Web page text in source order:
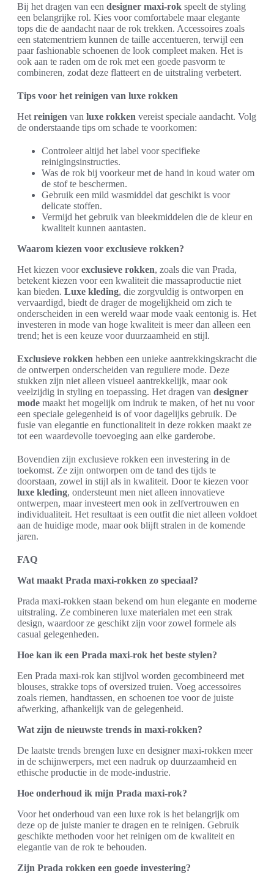
Bij het dragen van een designer maxi-rok speelt de styling
een belangrijke rol. Kies voor comfortabele maar elegante
tops die de aandacht naar de rok trekken. Accessoires zoals
een statementriem kunnen de taille accentueren, terwijl een
paar fashionable schoenen de look compleet maken. Het is
ook aan te raden om de rok met een goede pasvorm te
combineren, zodat deze flatteert en de uitstraling verbetert.
Tips voor het reinigen van luxe rokken
Het reinigen van luxe rokken vereist speciale aandacht. Volg
de onderstaande tips om schade te voorkomen:
Controleer altijd het label voor specifieke
reinigingsinstructies.
Was de rok bij voorkeur met de hand in koud water om
de stof te beschermen.
Gebruik een mild wasmiddel dat geschikt is voor
delicate stoffen.
Vermijd het gebruik van bleekmiddelen die de kleur en
kwaliteit kunnen aantasten.
Waarom kiezen voor exclusieve rokken?
Het kiezen voorexclusieve rokken, zoals die van Prada,
betekent kiezen voor een kwaliteit die massaproductie niet
kan bieden. Luxe kleding, die zorgvuldig is ontworpen en
vervaardigd, biedt de drager de mogelijkheid om zich te
onderscheiden in een wereld waar mode vaak eentonig is. Het
investeren in mode van hoge kwaliteit is meer dan alleen een
trend; het is een keuze voor duurzaamheid en stijl.
Exclusieve rokken hebben een unieke aantrekkingskracht die
de ontwerpen onderscheiden van reguliere mode. Deze
stukken zijn niet alleen visueel aantrekkelijk, maar ook
veelzijdig in styling en toepassing. Het dragen van designer
mode maakt het mogelijk om indruk te maken, of het nu voor
een speciale gelegenheid is of voor dagelijks gebruik. De
fusie van elegantie en functionaliteit in deze rokken maakt ze
tot een waardevolle toevoeging aan elke garderobe.
Bovendien zijn exclusieve rokken een investering in de
toekomst. Ze zijn ontworpen om de tand des tijds te
doorstaan, zowel in stijl als in kwaliteit. Door te kiezen voor
luxe kleding, ondersteunt men niet alleen innovatieve
ontwerpen, maar investeert men ook in zelfvertrouwen en
individualiteit. Het resultaat is een outfit die niet alleen voldoet
aan de huidige mode, maar ook blijft stralen in de komende
jaren.
FAQ
Wat maakt Prada maxi-rokken zo speciaal?
Prada maxi-rokken staan bekend om hun elegante en moderne
uitstraling. Ze combineren luxe materialen met een strak
design, waardoor ze geschikt zijn voor zowel formele als
casual gelegenheden.
Hoe kan ik een Prada maxi-rok het beste stylen?
Een Prada maxi-rok kan stijlvol worden gecombineerd met
blouses, strakke tops of oversized truien. Voeg accessoires
zoals riemen, handtassen, en schoenen toe voor de juiste
afwerking, afhankelijk van de gelegenheid.
Wat zijn de nieuwste trends in maxi-rokken?
De laatste trends brengen luxe en designer maxi-rokken meer
in de schijnwerpers, met een nadruk op duurzaamheid en
ethische productie in de mode-industrie.
Hoe onderhoud ik mijn Prada maxi-rok?
Voor het onderhoud van een luxe rok is het belangrijk om
deze op de juiste manier te dragen en te reinigen. Gebruik
geschikte methoden voor het reinigen om de kwaliteit en
elegantie van de rok te behouden.
Zijn Prada rokken een goede investering?